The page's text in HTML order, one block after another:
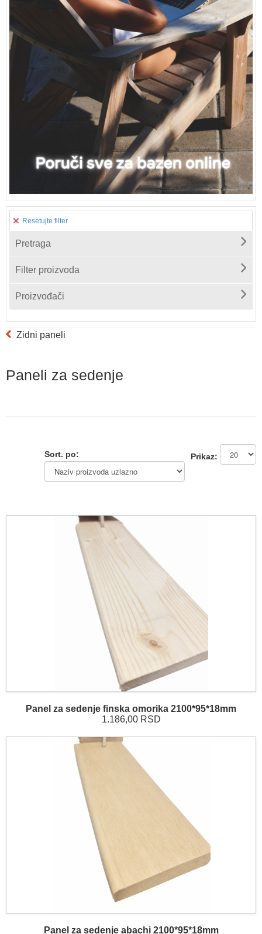
Resetujte filter
Pretraga
Filter proizvoda
Proizvođači
Zidni paneli
Paneli za sedenje
Prikaz:
Sort. po:
Panel za sedenje finska omorika 2100*95*18mm
1.186,00 RSD
Panel za sedenje abachi 2100*95*18mm